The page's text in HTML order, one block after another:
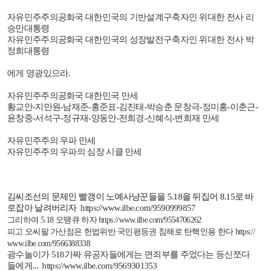
자유민주주의공화국 대한민국의 기반설계구축자인 위대한 전사 리
승만대통령
자유민주주의공화국 대한민국의 성장발전구축자인 위대한 전사 박
정희대통령
에게 영광있으라.
자유민주주의공화국 대한민국 만세
황교안-지만원-남재준-홍준표-김진태-박승춘 문창극-정미홍-이춘근-
윤창중-서석구-정규재-양동안-전희경-신혜식-변희재 만세
자유민주주의 우파 만세
자유민주주의 우파의 심장 시클 만세
김씨조선의 문제인 빨갱이 노예사냥꾼들을 5.18을 뒤집어 8.15로 바
로잡아 날려버리자 https://www.ilbe.com/9590999857
그리하여 5.18 오땡큐 하자 https://www.ilbe.com/9554706262
피고 오씨팔 가산점은 헌법위반 국민평등권 침해로 탄핵인용 한다 https://
www.ilbe.com/9566388338
광수놀이가518가짜 유공자들에게는 면죄부를 주었다는 등신쪼다
들에게 ...https://www.ilbe.com/9569301353